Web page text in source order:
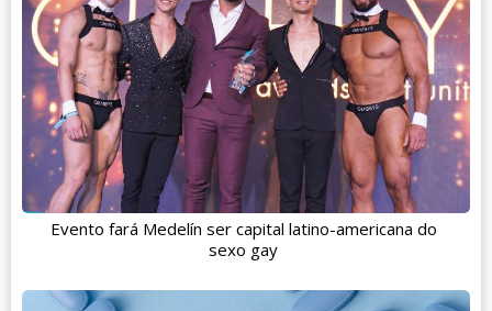
Evento fará Medelín ser capital latino-americana do
sexo gay